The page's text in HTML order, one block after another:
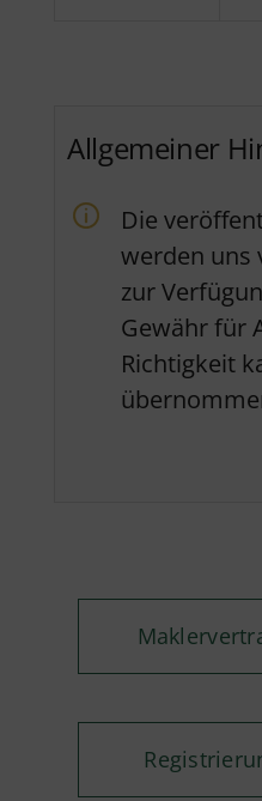
Allgemeiner
Die
werden uns
zur
Gewähr für
Richtigkeit